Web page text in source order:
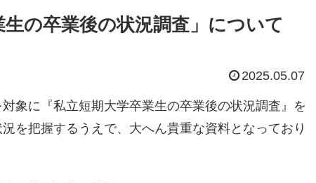
生の卒業後の状況調査」について
2025.05.07
象に『私立短期大学卒業生の卒業後の状況調査』を
を把握するうえで、大へん貴重な資料となっており